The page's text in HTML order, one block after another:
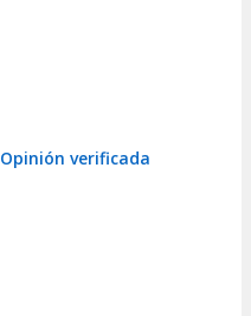
Opinión verificada